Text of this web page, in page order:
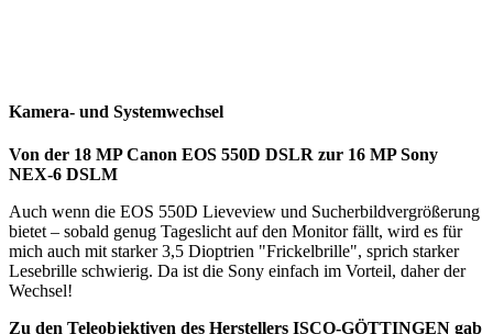
Kamera- und Systemwechsel
Von der 18 MP Canon EOS 550D DSLR zur 16 MP Sony
NEX-6 DSLM
Auch wenn die EOS 550D Lieveview und Sucherbildvergrößerung
bietet – sobald genug Tageslicht auf den Monitor fällt, wird es für
mich auch mit starker 3,5 Dioptrien "Frickelbrille", sprich starker
Lesebrille schwierig. Da ist die Sony einfach im Vorteil, daher der
Wechsel!
Zu den Teleobjektiven des Herstellers ISCO-GÖTTINGEN gab